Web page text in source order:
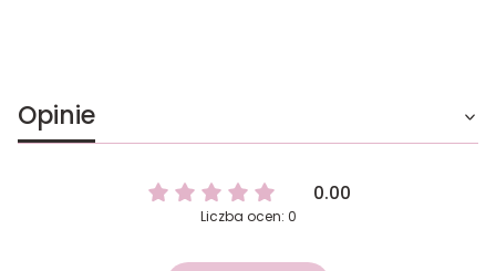
Opinie
0.00
Liczba ocen: 0